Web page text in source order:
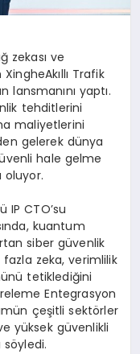
zekası ve
Trafik
lansmanını yaptı.
tehditlerini
maliyetlerini
gelerek dünya
hale gelme
oluyor.
IP CTO’su
kuantum
siber güvenlik
zeka, verimlilik
tetiklediğini
Entegrasyon
çeşitli sektörler
yüksek güvenlikli